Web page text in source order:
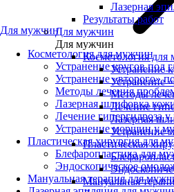
Для мужчин
Косметология для мужчин
Устранение кругов под
Устранение «второго»
Методы лечения
Лазерная шлифовка
Лечение гипергидроза
Устранение морщин у
Пластическая хирургия для
Блефаропластика для
Эндоскопическое
Мануальная терапия для
Лазерная
Результаты работ
Для мужчин
Для мужчин
Косметология для
Устранение
Устранение
Методы
Лечение
Лазерная
Устранение
Пластическая
Мануальная